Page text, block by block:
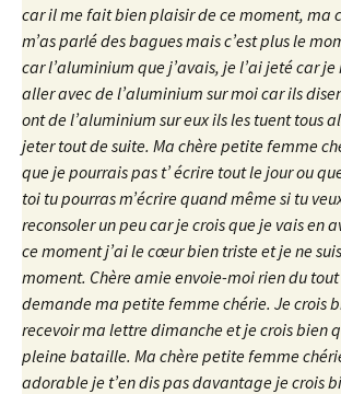
car il me fait bien plaisir de ce moment, ma
m’as parlé des bagues mais c’est plus le
car l’aluminium que j’avais, je l’ai jeté car je
aller avec de l’aluminium sur moi car ils
ont de l’aluminium sur eux ils les tuent tous
jeter tout de suite. Ma chère petite femme
que je pourrais pas t’ écrire tout le jour ou
toi tu pourras m’écrire quand même si tu
reconsoler un peu car je crois que je vais en
ce moment j’ai le cœur bien triste et je ne
moment. Chère amie envoie-moi rien du
demande ma petite femme chérie. Je crois
recevoir ma lettre dimanche et je crois bien
pleine bataille. Ma chère petite femme
adorable je t’en dis pas davantage je crois